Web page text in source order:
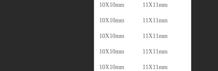
10X10mm 11X11mm
10X10mm 11X11mm
10X10mm 11X11mm
10X10mm 11X11mm
10X10mm 11X11mm